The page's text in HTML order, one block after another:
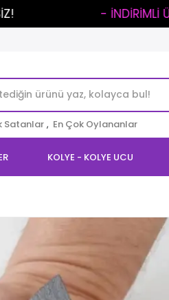
- İNDİRİMLİ ÜRÜNLER
Satanlar , En Çok Oylananlar
KOLYE - KOLYE UCU